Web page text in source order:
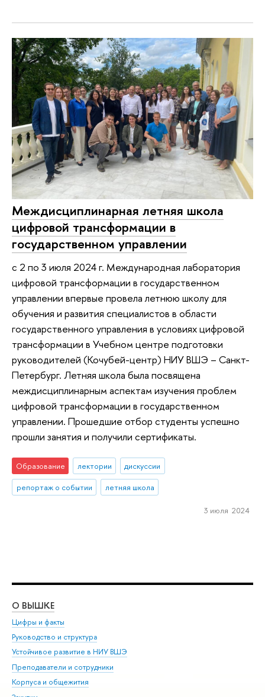
Междисциплинарная летняя школа
цифровой трансформации в
государственном управлении
с 2 по 3 июля 2024 г. Международная лаборатория
цифровой трансформации в государственном
управлении впервые провела летнюю школу для
обучения и развития специалистов в области
государственного управления в условиях цифровой
трансформации в Учебном центре подготовки
руководителей (Кочубей-центр) НИУ ВШЭ – Санкт-
Петербург. Летняя школа была посвящена
междисциплинарным аспектам изучения проблем
цифровой трансформации в государственном
управлении. Прошедшие отбор студенты успешно
прошли занятия и получили сертификаты.
Образование лектории
дискуссии
репортаж о событии
летняя школа
3 июля 2024
О ВЫШКЕ
Цифры и факты
Руководство и структура
Устойчивое развитие в НИУ ВШЭ
Преподаватели и сотрудники
Корпуса и общежития